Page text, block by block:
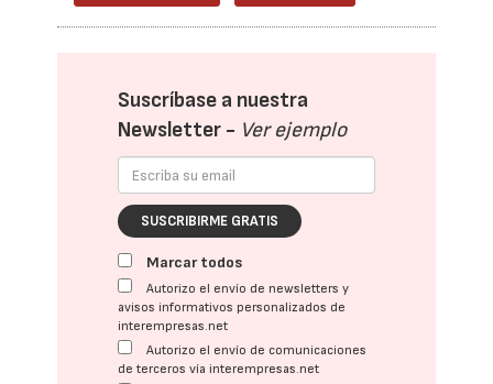
Suscríbase a nuestra
Newsletter - Ver ejemplo
SUSCRIBIRME GRATIS
Marcar todos
Autorizo el envío de newsletters y
avisos informativos personalizados de
interempresas.net
Autorizo el envío de comunicaciones
de terceros vía interempresas.net